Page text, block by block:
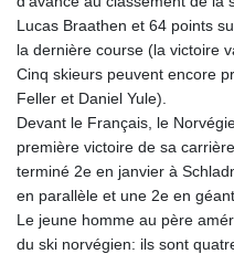
Lucas Braathen et 64 points
la dernière course (la victoire
Cinq skieurs peuvent encore
Feller et Daniel Yule).
Devant le Français, le
première victoire de sa
terminé 2e en janvier à
en parallèle et une 2e en
Le jeune homme au père
du ski norvégien: ils sont